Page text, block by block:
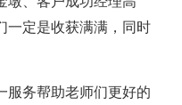
一定是收获满满，同时
服务帮助老师们更好的